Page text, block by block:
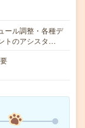
ール調整・各種デ
トのアシスタ…